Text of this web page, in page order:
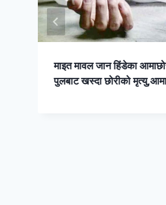
माइत मावल जान हिंडेका
पुलबाट खस्दा छोरीको